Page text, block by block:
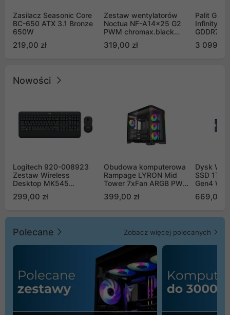
Zasilacz Seasonic Core
BC-650 ATX 3.1 Bronze
650W
219,00 zł
Zestaw wentylatorów
Noctua NF-A14x25 G2
PWM chromax.black
Push Pull (2szt)
319,00 zł
Palit
Infinity 3
GDDR7
GB2050S)
3 099,00
Nowości
Logitech 920-008923
Zestaw Wireless
Desktop MK545
299,00 zł
Obudowa komputerowa
Rampage LYRON Mid
Tower 7xFan ARGB PWM
399,00 zł
Dysk WD
SSD 1TB
Gen4
669,00
Polecane Zobacz więcej polecanych